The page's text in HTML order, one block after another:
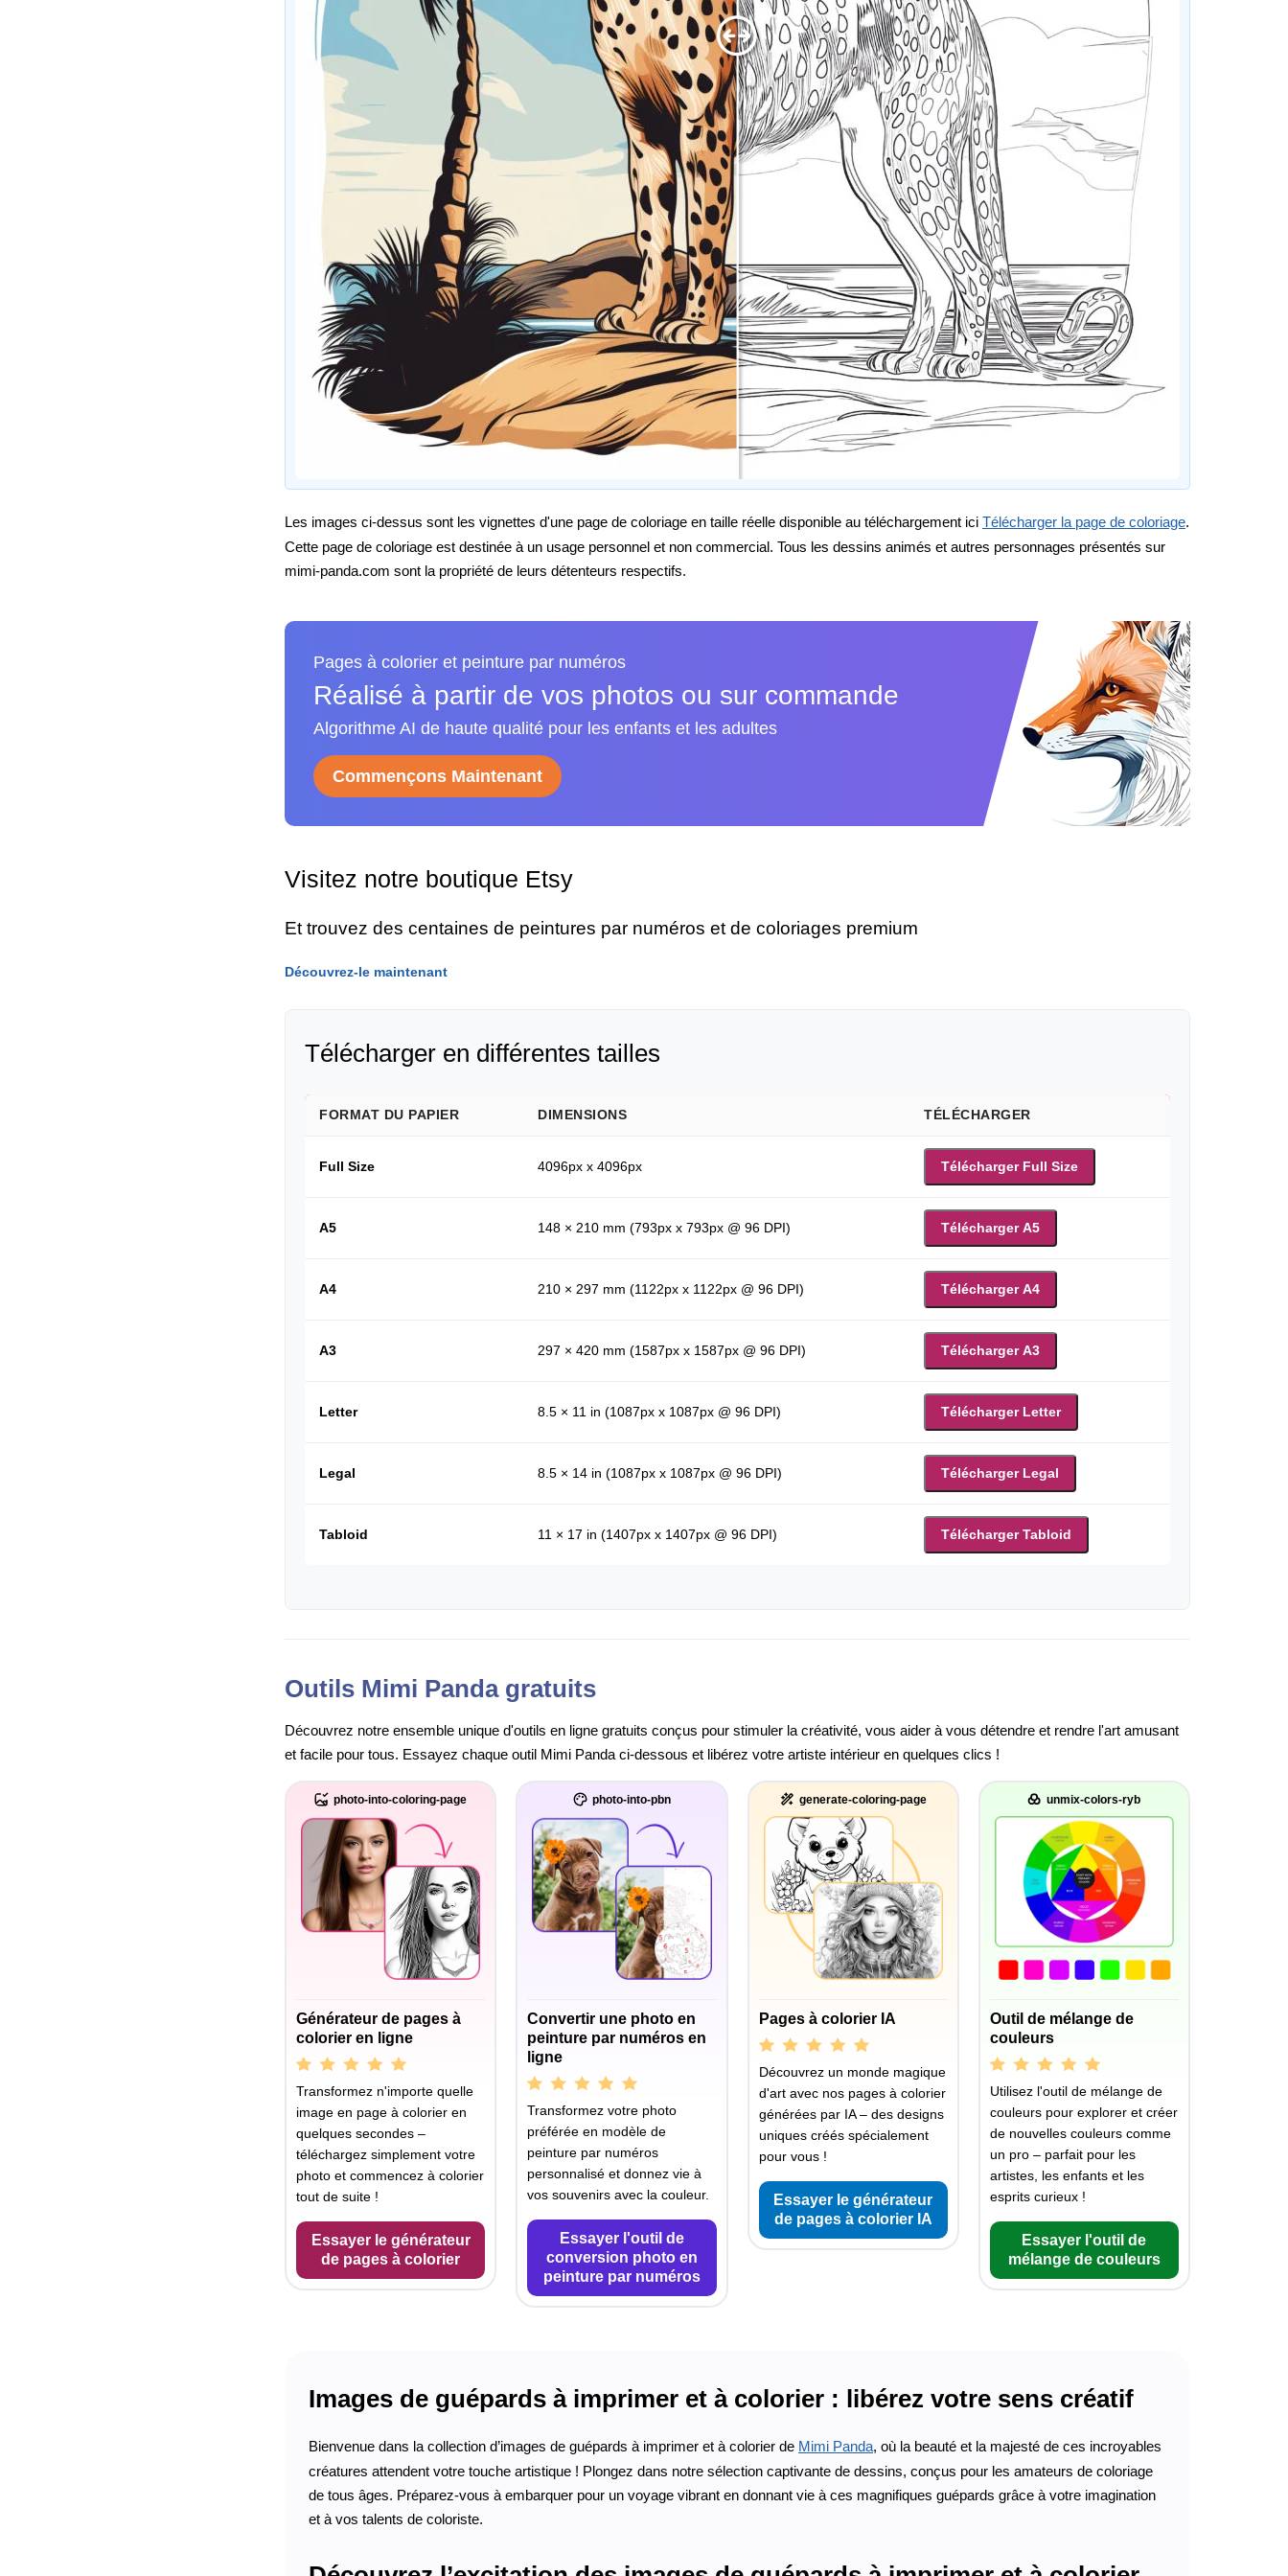
Les images ci-dessus sont les vignettes d'une page de coloriage en taille réelle disponible au téléchargement ici Télécharger la page de coloriage.
Cette page de coloriage est destinée à un usage personnel et non commercial. Tous les dessins animés et autres personnages présentés sur
mimi-panda.com sont la propriété de leurs détenteurs respectifs.
Pages à colorier et peinture par numéros
Réalisé à partir de vos photos ou sur commande
Algorithme AI de haute qualité pour les enfants et les adultes
Commençons Maintenant
Visitez notre boutique Etsy
Et trouvez des centaines de peintures par numéros et de coloriages premium
Découvrez-le maintenant
Télécharger en différentes tailles
FORMAT DU PAPIER DIMENSIONS TÉLÉCHARGER
Full Size 4096px x 4096px Télécharger Full Size
A5 148 × 210 mm (793px x 793px @ 96 DPI) Télécharger A5
A4 210 × 297 mm (1122px x 1122px @ 96 DPI) Télécharger A4
A3 297 × 420 mm (1587px x 1587px @ 96 DPI) Télécharger A3
Letter 8.5 × 11 in (1087px x 1087px @ 96 DPI) Télécharger Letter
Legal 8.5 × 14 in (1087px x 1087px @ 96 DPI) Télécharger Legal
Tabloid 11 × 17 in (1407px x 1407px @ 96 DPI) Télécharger Tabloid
Outils Mimi Panda gratuits
Découvrez notre ensemble unique d'outils en ligne gratuits conçus pour stimuler la créativité, vous aider à vous détendre et rendre l'art amusant
et facile pour tous. Essayez chaque outil Mimi Panda ci-dessous et libérez votre artiste intérieur en quelques clics !
photo-into-coloring-page
Générateur de pages à
colorier en ligne
Transformez n'importe quelle
image en page à colorier en
quelques secondes –
téléchargez simplement votre
photo et commencez à colorier
tout de suite !
Essayer le générateur
de pages à colorier
photo-into-pbn
Convertir une photo en
peinture par numéros en
ligne
Transformez votre photo
préférée en modèle de
peinture par numéros
personnalisé et donnez vie à
vos souvenirs avec la couleur.
Essayer l'outil de
conversion photo en
peinture par numéros
generate-coloring-page
Pages à colorier IA
Découvrez un monde magique
d'art avec nos pages à colorier
générées par IA – des designs
uniques créés spécialement
pour vous !
Essayer le générateur
de pages à colorier IA
unmix-colors-ryb
Outil de mélange de
couleurs
Utilisez l'outil de mélange de
couleurs pour explorer et créer
de nouvelles couleurs comme
un pro – parfait pour les
artistes, les enfants et les
esprits curieux !
Essayer l'outil de
mélange de couleurs
Images de guépards à imprimer et à colorier : libérez votre sens créatif
Bienvenue dans la collection d’images de guépards à imprimer et à colorier de Mimi Panda, où la beauté et la majesté de ces incroyables
créatures attendent votre touche artistique ! Plongez dans notre sélection captivante de dessins, conçus pour les amateurs de coloriage
de tous âges. Préparez-vous à embarquer pour un voyage vibrant en donnant vie à ces magnifiques guépards grâce à votre imagination
et à vos talents de coloriste.